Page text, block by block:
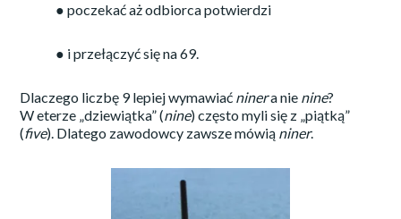
● poczekać aż odbiorca potwierdzi
● i przełączyć się na 69.
Dlaczego liczbę 9 lepiej wymawiać ninera nie nine?
W eterze „dziewiątka” (nine) często myli się z „piątką”
(five). Dlatego zawodowcy zawsze mówią niner.